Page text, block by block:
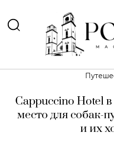
Сappuccino Hotel
место для собак-
и их